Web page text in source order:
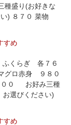
盛り(お好きな
) ８７０ 菜物
すめ
ふくらぎ 各７６
グロ赤身 ９８０
００ お好み三種
お選びください)
すめ